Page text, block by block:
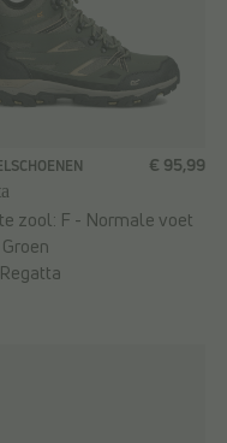
€ 95,99
zool: F - Normale voet
Groen
Regatta